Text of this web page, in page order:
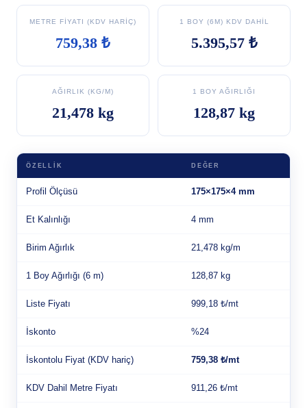
METRE FIYATI (KDV HARIÇ)
759,38 ₺
1 BOY (6M) KDV DAHIL
5.395,57 ₺
AĞIRLIK (KG/M)
21,478 kg
1 BOY AĞIRLIĞI
128,87 kg
ÖZELLIK DEĞER
Profil Ölçüsü 175×175×4 mm
Et Kalınlığı 4 mm
Birim Ağırlık 21,478 kg/m
1 Boy Ağırlığı (6 m) 128,87 kg
Liste Fiyatı 999,18 ₺/mt
İskonto %24
İskontolu Fiyat (KDV hariç) 759,38 ₺/mt
KDV Dahil Metre Fiyatı 911,26 ₺/mt